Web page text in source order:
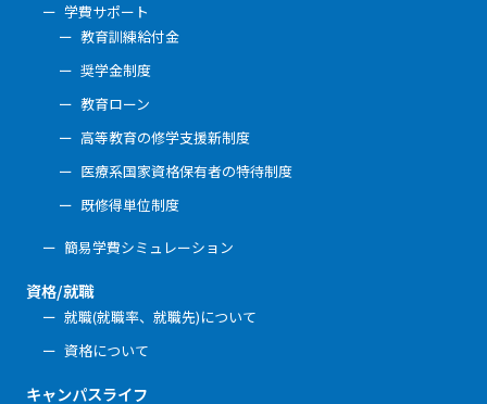
学費サポート
教育訓練給付金
奨学金制度
教育ローン
高等教育の修学支援新制度
医療系国家資格保有者の特待制度
既修得単位制度
簡易学費シミュレーション
資格/就職
就職(就職率、就職先)について
資格について
キャンパスライフ